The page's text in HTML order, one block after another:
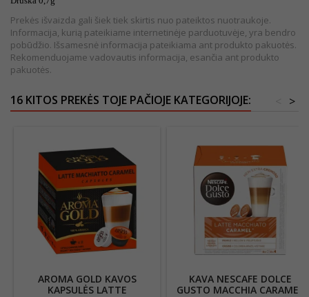
Prekės išvaizda gali šiek tiek skirtis nuo pateiktos nuotraukoje.
Informacija, kurią pateikiame internetinėje parduotuvėje, yra bendro
pobūdžio. Išsamesnė informacija pateikiama ant produkto pakuotės.
Rekomenduojame vadovautis informacija, esančia ant produkto
pakuotės.
16 KITOS PREKĖS TOJE PAČIOJE KATEGORIJOJE: >
AROMA GOLD KAVOS
KAPSULĖS LATTE
KAVA NESCAFE DOLCE
GUSTO MACCHIA CARAMEL